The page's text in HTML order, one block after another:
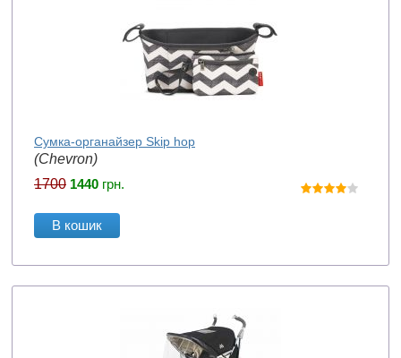
Сумка-органайзер Skip hop
(Chevron)
1700 1440 грн.
В кошик